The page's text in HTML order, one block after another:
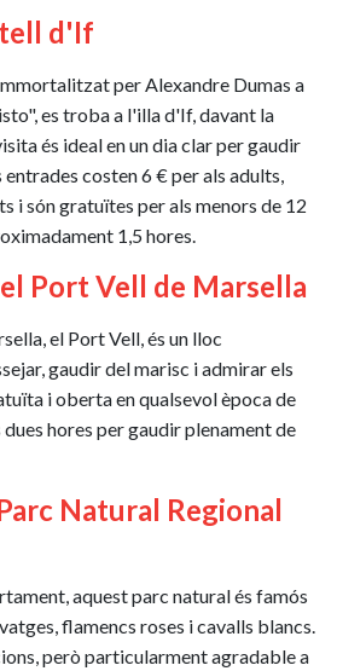
d'If
per Alexandre Dumas a
es troba a l'illa d'If, davant la
és ideal en un dia clar per gaudir
entrades costen 6 € per als adults,
i són gratuïtes per als menors de 12
1,5 hores.
Port Vell de Marsella
el Port Vell, és un lloc
gaudir del marisc i admirar els
i oberta en qualsevol època de
dues hores per gaudir plenament de
Natural Regional
aquest parc natural és famós
flamencs roses i cavalls blancs.
però particularment agradable a